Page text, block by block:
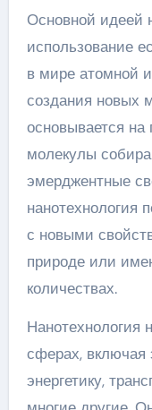
Основной идеей
использование
в мире атомной
создания новых
основывается
молекулы
эмерджентные
нанотехнология
с новыми
природе или
количествах.
Нанотехнология
сферах, включая
энергетику,